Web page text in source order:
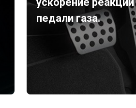
педали газа.